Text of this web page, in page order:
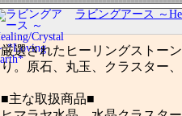
ラビングアース ～
厳選されたヒーリングストー
り。原石、丸玉、クラスター
■主な取扱商品■